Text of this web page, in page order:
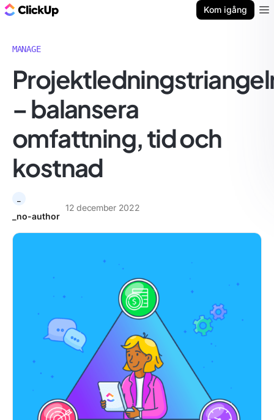
Kom igång
MANAGE
– balansera
omfattning, tid och
kostnad
_no-author
12 december 2022